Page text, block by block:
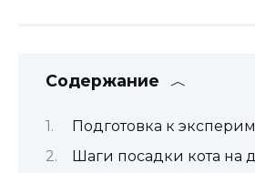
Содержание
Подготовка к
Шаги посадки кота на